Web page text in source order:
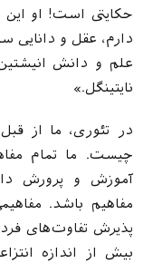
حکایتی است! او این
دارم، عقل و
علم و دانش
نایتینگل.»
در تئوری، ما از
چیست. ما تمام
آموزش و پرورش
مفاهیم باشد.
پذیرش تفاوت‌های
بیش از اندازه